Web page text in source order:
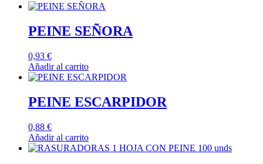
PEINE SEÑORA
0,93 €
Añadir al carrito
PEINE ESCARPIDOR
0,88 €
Añadir al carrito